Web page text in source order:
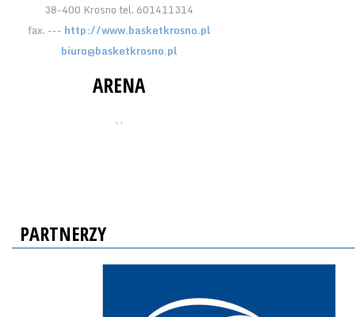
38-400 Krosno tel. 601411314
fax. --- http://www.basketkrosno.pl
biuro@basketkrosno.pl
ARENA
, ,
PARTNERZY